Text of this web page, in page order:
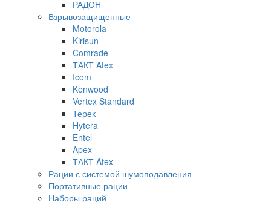
РАДОН
Взрывозащищенные
Motorola
Kirisun
Comrade
ТАКТ Atex
Icom
Kenwood
Vertex Standard
Терек
Hytera
Entel
Apex
ТАКТ Atex
Рации с системой шумоподавления
Портативные рации
Наборы раций